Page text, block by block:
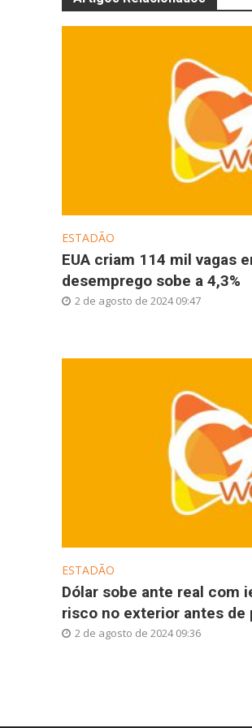
ESTADÃO
EUA criam 114 mil vagas
desemprego sobe a 4,3%
2 de agosto de 2024 09:47
ESTADÃO
Dólar sobe ante real com
risco no exterior antes de
2 de agosto de 2024 09:36